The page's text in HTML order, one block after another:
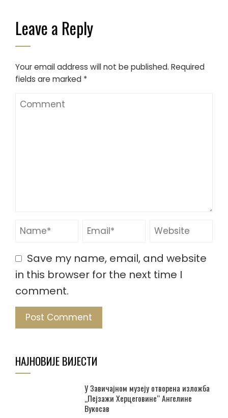
Leave a Reply
Your email address will not be published. Required
fields are marked *
Save my name, email, and website
in this browser for the next time I
comment.
НАЈНОВИЈЕ ВИЈЕСТИ
У Завичајном музеју отворена изложба
„Пејзажи Херцеговине“ Ангелине
Вукосав